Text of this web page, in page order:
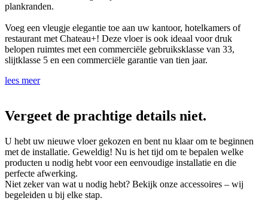
plankranden.
Voeg een vleugje elegantie toe aan uw kantoor, hotelkamers of
restaurant met Chateau+! Deze vloer is ook ideaal voor druk
belopen ruimtes met een commerciële gebruiksklasse van 33,
slijtklasse 5 en een commerciële garantie van tien jaar.
lees meer
Vergeet de prachtige details niet.
U hebt uw nieuwe vloer gekozen en bent nu klaar om te beginnen
met de installatie. Geweldig! Nu is het tijd om te bepalen welke
producten u nodig hebt voor een eenvoudige installatie en die
perfecte afwerking.
Niet zeker van wat u nodig hebt? Bekijk onze accessoires – wij
begeleiden u bij elke stap.